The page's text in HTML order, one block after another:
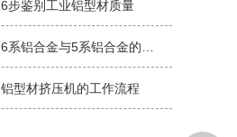
6步鉴别工业铝型材质量
铝型材挤压机的工作流程